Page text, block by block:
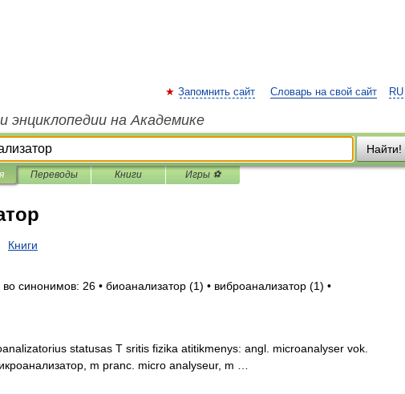
RU
Запомнить сайт Словарь на свой сайт
энциклопедии на Академике
Найти!
Переводы Книги Игры ⚽
Книги
синонимов: 26 • биоанализатор (1) • виброанализатор (1) •
statusas T sritis fizika atitikmenys: angl. microanalyser vok.
m pranc. micro analyseur, m …